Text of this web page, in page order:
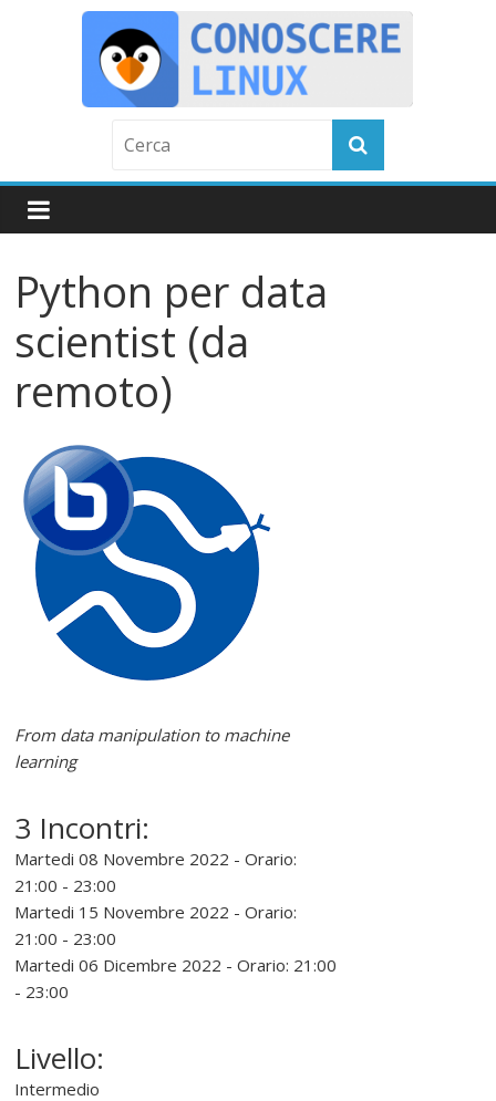
o
n
o
s
e
e
i
n
u
x
P
r
m
Python per data
scientist (da
remoto)
From data manipulation to machine
learning
3 Incontri:
Martedi 08 Novembre 2022 - Orario:
21:00 - 23:00
Martedi 15 Novembre 2022 - Orario:
21:00 - 23:00
Martedi 06 Dicembre 2022 - Orario: 21:00
- 23:00
Livello:
Intermedio